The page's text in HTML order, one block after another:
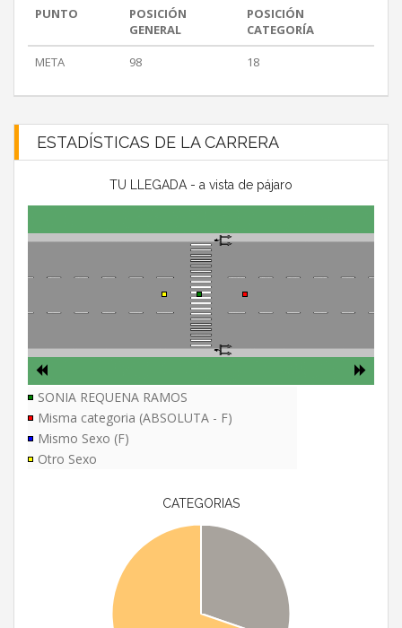
PUNTO
POSICIÓN
GENERAL
POSICIÓN
CATEGORÍA
META
98 18
ESTADÍSTICAS DE LA CARRERA
TU LLEGADA - a vista de pájaro
SONIA REQUENA RAMOS
Misma categoria (ABSOLUTA - F)
Mismo Sexo (F)
Otro Sexo
CATEGORIAS